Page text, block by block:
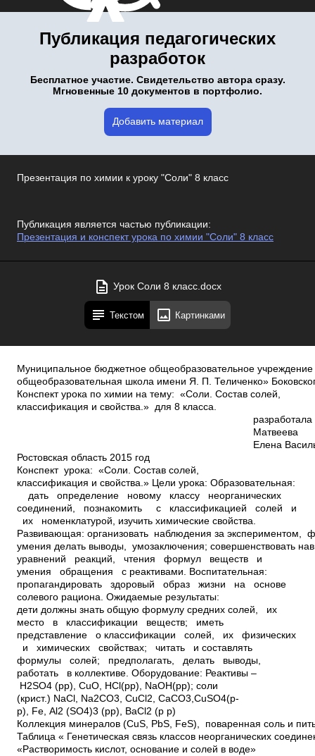
Публикация педагогических
разработок
Бесплатное участие. Свидетельство автора сразу.
Мгновенные 10 документов в портфолио.
Добавить материал
Презентация по химии к уроку "Соли" 8 класс
Публикация является частью публикации:
Презентация и конспект урока по химии "Соли" 8 класс
Урок Соли 8 класс.docx
Текстом Картинками
Муниципальное бюджетное общеобразовательное учреждение
общеобразовательная школа имени Я. П. Теличенко»
Конспект урока по химии на тему: «Соли. Состав солей,
классификация и свойства.» для 8 класса.
разработала
Матвеева
Елена ВасильевнаСтаница
Ростовская область 2015 год
Конспект урока: «Соли. Состав солей,
классификация и свойства.» Цели урока: Образовательная:
дать определение новому классу неорганических
соединений, познакомить с классификацией солей и
их номенклатурой, изучить химические свойства.
Развивающая: организовать наблюдения за экспериментом,
умения делать выводы, умозаключения; совершенствовать
уравнений реакций, чтения формул веществ и
умения обращения с реактивами. Воспитательная:
пропагандировать здоровый образ жизни на основе
солевого рациона. Ожидаемые результаты:
дети должны знать общую формулу средних солей, их
место в классификации веществ; иметь
представление о классификации солей, их физических
и химических свойствах; читать и составлять
формулы солей; предполагать, делать выводы,
работать в коллективе. Оборудование: Реактивы –
H2SO4 (р­р), CuO, HCl(p­p), NaOH(p­p); соли
(крист.) NaCl, Na2CO3, CuCl2, CaCO3,CuSO4(p­
p), Fe, Al2 (SO4)3 (p­p), BaCl2 (p­ p)
Коллекция минералов (CuS, PbS, FeS), поваренная соль и
Таблица « Генетическая связь классов неорганических
«Растворимость кислот, основание и солей в воде»